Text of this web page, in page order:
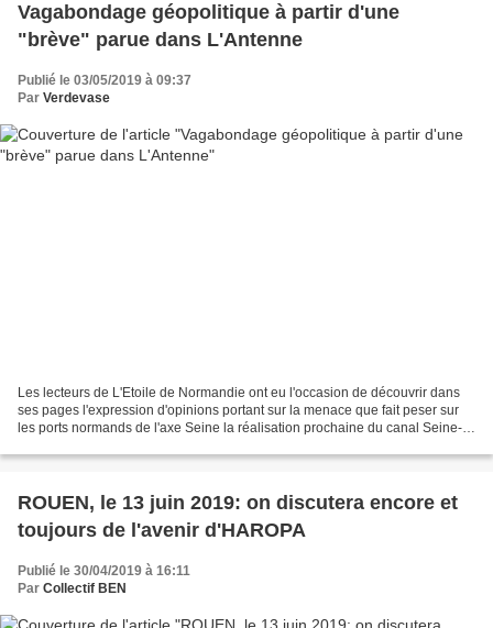
Vagabondage géopolitique à partir d'une
"brève" parue dans L'Antenne
Publié le 03/05/2019 à 09:37
Par Verdevase
Les lecteurs de L'Etoile de Normandie ont eu l'occasion de découvrir dans
ses pages l'expression d'opinions portant sur la menace que fait peser sur
les ports normands de l'axe Seine la réalisation prochaine du canal Seine-
ROUEN, le 13 juin 2019: on discutera encore et
toujours de l'avenir d'HAROPA
Publié le 30/04/2019 à 16:11
Par Collectif BEN